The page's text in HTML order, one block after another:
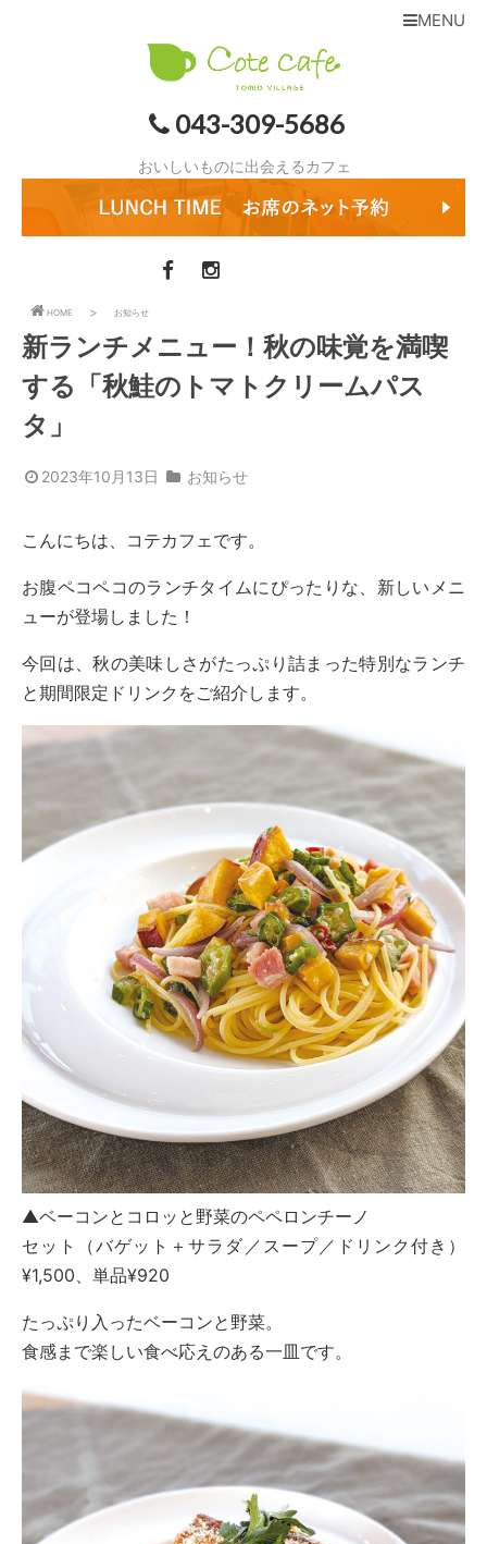
043-309-5686
おいしいものに出会えるカフェ
MENU
HOME お知らせ
新ランチメニュー！秋の味覚を満喫
する「秋鮭のトマトクリームパス
タ」
2023年10月13日 お知らせ
こんにちは、コテカフェです。
お腹ペコペコのランチタイムにぴったりな、新しいメニ
ューが登場しました！
今回は、秋の美味しさがたっぷり詰まった特別なランチ
と期間限定ドリンクをご紹介します。
▲ベーコンとコロッと野菜のペペロンチーノ
セット（バゲット＋サラダ／スープ／ドリンク付き）
¥1,500、単品¥920
たっぷり入ったベーコンと野菜。
食感まで楽しい食べ応えのある一皿です。